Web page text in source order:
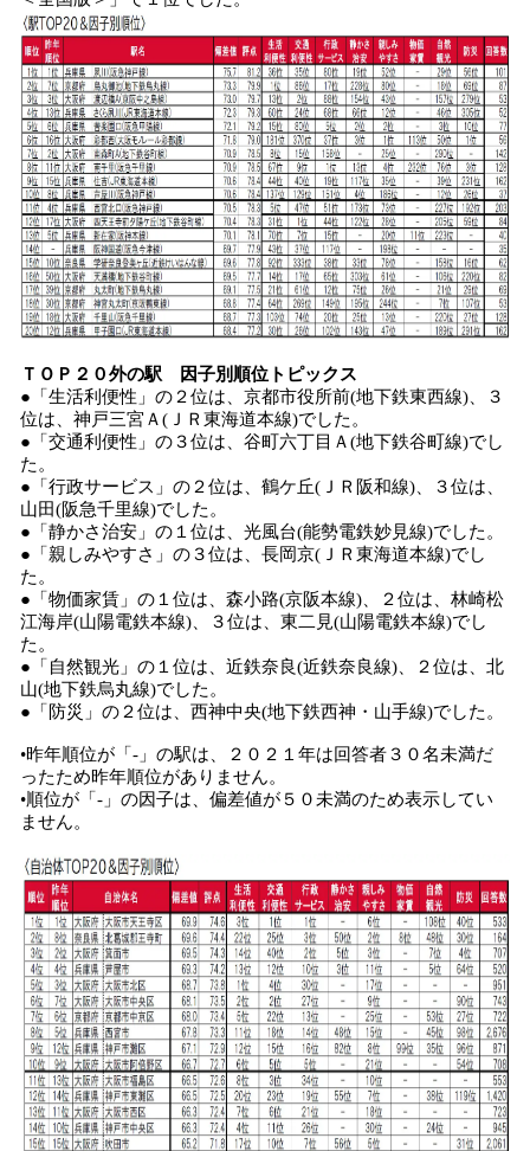
ＴＯＰ２０外の駅 因子別順位トピックス
●「生活利便性」の２位は、京都市役所前(地下鉄東西線)、３
位は、神戸三宮Ａ(ＪＲ東海道本線)でした。
●「交通利便性」の３位は、谷町六丁目Ａ(地下鉄谷町線)でし
た。
●「行政サービス」の２位は、鶴ケ丘(ＪＲ阪和線)、３位は、
山田(阪急千里線)でした。
●「静かさ治安」の１位は、光風台(能勢電鉄妙見線)でした。
●「親しみやすさ」の３位は、長岡京(ＪＲ東海道本線)でし
た。
●「物価家賃」の１位は、森小路(京阪本線)、２位は、林崎松
江海岸(山陽電鉄本線)、３位は、東二見(山陽電鉄本線)でし
た。
●「自然観光」の１位は、近鉄奈良(近鉄奈良線)、２位は、北
山(地下鉄烏丸線)でした。
●「防災」の２位は、西神中央(地下鉄西神・山手線)でした。
•昨年順位が「-」の駅は、２０２１年は回答者３０名未満だ
ったため昨年順位がありません。
•順位が「-」の因子は、偏差値が５０未満のため表示してい
ません。